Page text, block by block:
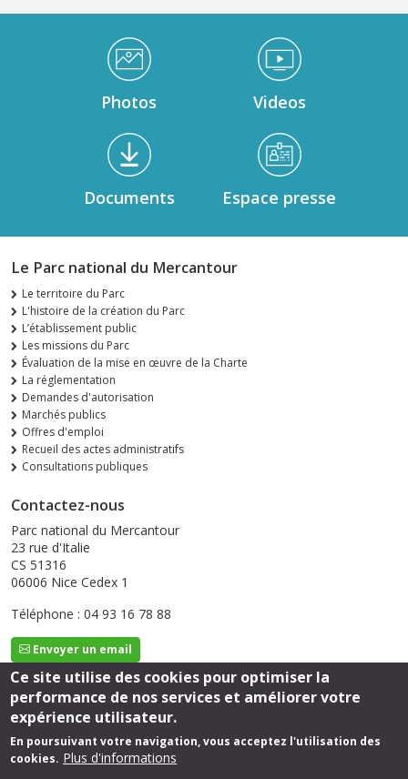
Médiathèque Footer
Photos Videos
Documents Espace presse
Le Parc national du Mercantour
Le territoire du Parc
L'histoire de la création du Parc
L’établissement public
Les missions du Parc
Évaluation de la mise en œuvre de la Charte
La réglementation
Demandes d'autorisation
Marchés publics
Offres d'emploi
Recueil des actes administratifs
Consultations publiques
Contactez-nous
Parc national du Mercantour
23 rue d'Italie
CS 51316
06006 Nice Cedex 1
Téléphone : 04 93 16 78 88
Envoyer un email
Suivez-nous
Ce site utilise des cookies pour optimiser la
performance de nos services et améliorer votre
expérience utilisateur.
En poursuivant votre navigation, vous acceptez l'utilisation des
cookies. Plus d'informations